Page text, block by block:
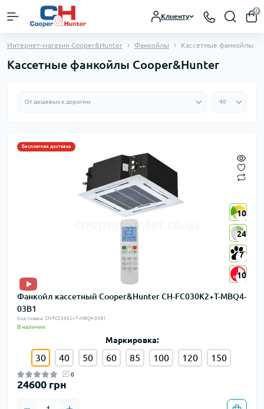
Клиенту
0
Интернет-магазин Cooper&Hunter Фанкойлы Кассетные фанкойлы
Кассетные фанкойлы Cooper&Hunter
Бесплатная доставка
10
24
7
10
10
24
7
10
Фанкойл кассетный Cooper&Hunter CH-FC030K2+T-MBQ4-
03B1
Код товара: CH-FC030K2+T-MBQ4-03B1
В наличии
Маркировка:
30 40 50 60 85 100 120 150
0
24600 грн